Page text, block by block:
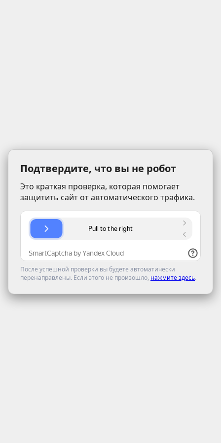
Подтвердите, что вы не робот
Это краткая проверка, которая помогает
защитить сайт от автоматического трафика.
После успешной проверки вы будете автоматически
перенаправлены. Если этого не произошло, нажмите здесь.